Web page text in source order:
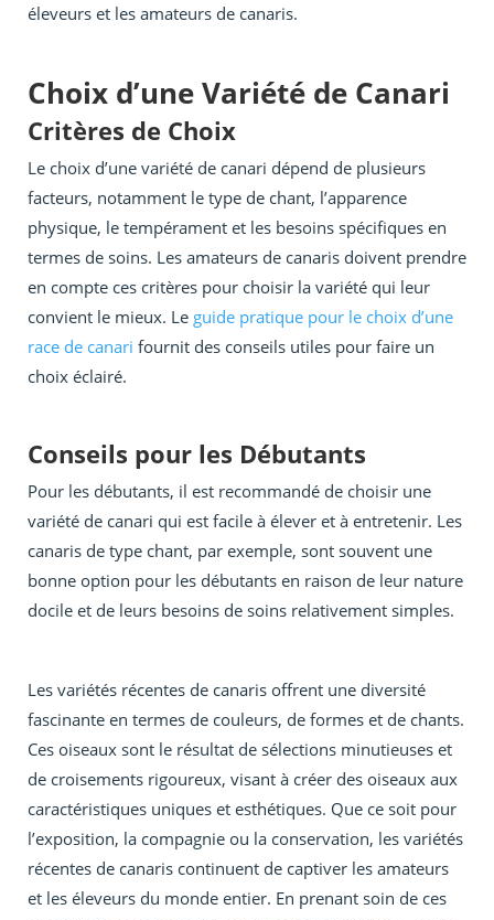
éleveurs et les amateurs de canaris.
Choix d’une Variété de Canari
Critères de Choix
Le choix d’une variété de canari dépend de plusieurs
facteurs, notamment le type de chant, l’apparence
physique, le tempérament et les besoins spécifiques en
termes de soins. Les amateurs de canaris doivent prendre
en compte ces critères pour choisir la variété qui leur
convient le mieux. Le guide pratique pour le choix d’une
race de canari fournit des conseils utiles pour faire un
choix éclairé.
Conseils pour les Débutants
Pour les débutants, il est recommandé de choisir une
variété de canari qui est facile à élever et à entretenir. Les
canaris de type chant, par exemple, sont souvent une
bonne option pour les débutants en raison de leur nature
docile et de leurs besoins de soins relativement simples.
Les variétés récentes de canaris offrent une diversité
fascinante en termes de couleurs, de formes et de chants.
Ces oiseaux sont le résultat de sélections minutieuses et
de croisements rigoureux, visant à créer des oiseaux aux
caractéristiques uniques et esthétiques. Que ce soit pour
l’exposition, la compagnie ou la conservation, les variétés
récentes de canaris continuent de captiver les amateurs
et les éleveurs du monde entier. En prenant soin de ces